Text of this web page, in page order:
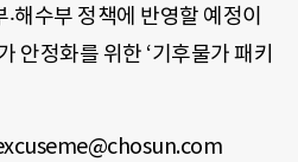
해수부 정책에 반영할 예정이
안정화를 위한 ‘기후물가 패키